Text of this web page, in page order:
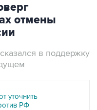
отмены
в поддержку
уточнить
РФ